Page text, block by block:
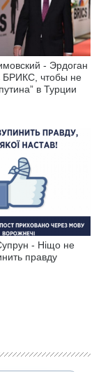
- Эрдоган
БРИКС, чтобы не
в Турции
- Ніщо не
правду